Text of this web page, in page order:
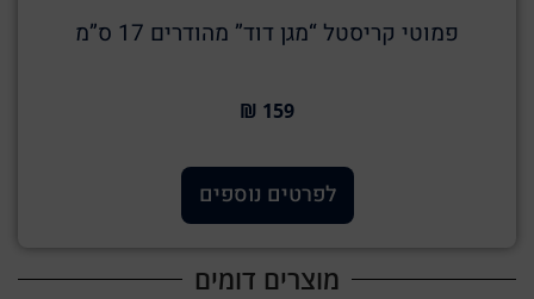
פמוטי קריסטל “מגן דוד” מהודרים 17 ס”מ
159 ₪
לפרטים נוספים
מוצרים דומים